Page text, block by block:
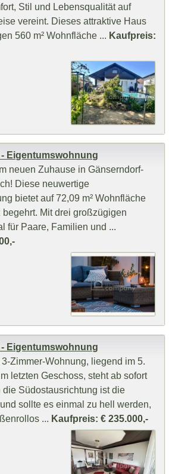
Stil und Lebensqualität auf
vereint. Dieses attraktive Haus
560 m² Wohnfläche ... Kaufpreis:
Eigentumswohnung
neuen Zuhause in Gänserndorf-
Diese neuwertige
bietet auf 72,09 m² Wohnfläche
Mit drei großzügigen
für Paare, Familien und ...
Eigentumswohnung
Zimmer-Wohnung, liegend im 5.
letzten Geschoss, steht ab sofort
die Südostausrichtung ist die
sollte es einmal zu hell werden,
... Kaufpreis: € 235.000,-